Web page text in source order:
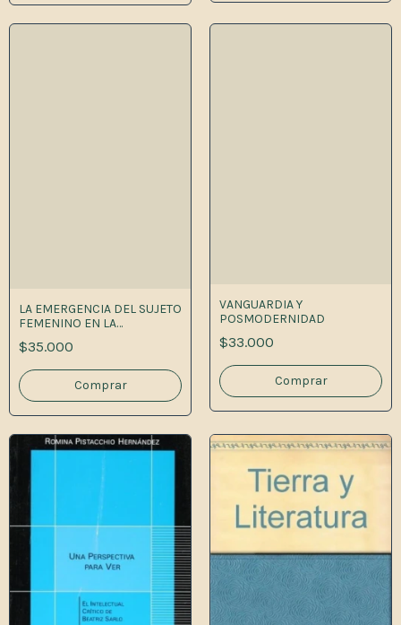
LA EMERGENCIA DEL SUJETO
FEMENINO EN LA
ESCRITURA 1A.ED
$35.000
VANGUARDIA Y
POSMODERNIDAD
$33.000